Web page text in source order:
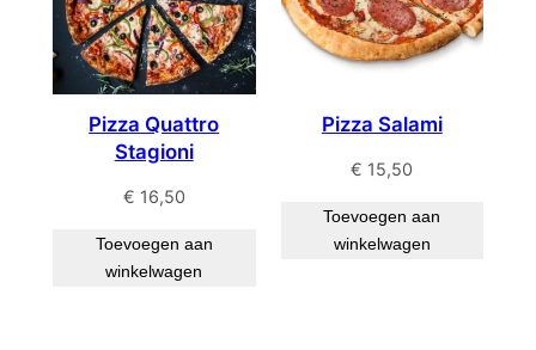
Pizza Quattro
Stagioni
€ 16,50
Toevoegen aan
winkelwagen
Pizza Salami
€ 15,50
Toevoegen aan
winkelwagen